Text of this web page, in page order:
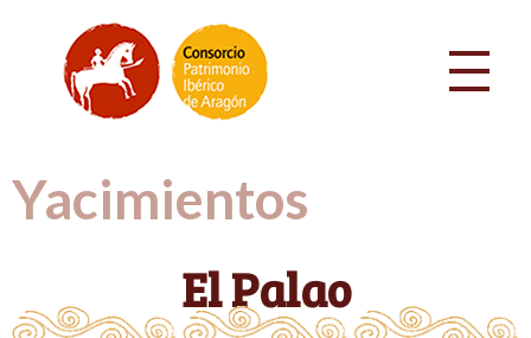
Yacimientos
El Palao